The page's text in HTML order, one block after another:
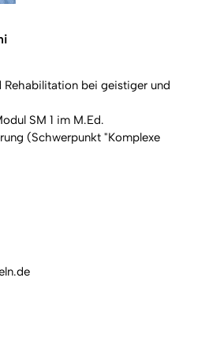
Rehabilitation bei geistiger und
SM 1 im M.Ed.
(Schwerpunkt "Komplexe